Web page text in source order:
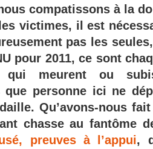
compatissons à la
victimes, il est
pas les
pour 2011, ce sont
qui meurent ou
personne ici ne
Qu’avons-nous
chasse au fantôme
preuves à l’appui,